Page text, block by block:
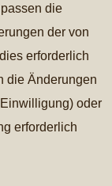
die
der von
erforderlich
die Änderungen
oder
erforderlich